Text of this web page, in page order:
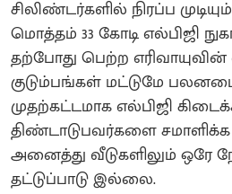
சிலிண்டர்களில் நிரப்ப
மொத்தம் 33 கோடி எல்பிஜி
தற்போது பெற்ற எரிவாயுவின்
குடும்பங்கள் மட்டுமே
முதற்கட்டமாக எல்பிஜி
திண்டாடுபவர்களை சமாளிக்க
அனைத்து வீடுகளிலும் ஒரே
தட்டுப்பாடு இல்லை.